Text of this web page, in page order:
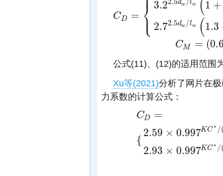
CD = ⎩
⎨
⎪
3.2 dw lw (1 +
2.72.5dw /lw (1.3
CD={ 3.22.5d + 3)
CM = (
CM=(0.67+ S n)KC
公式(11)、(12)的适用范围
Xu等(2021)分析了网片在
力系数的计算公式：
CD =
{
2.59 × 0.997KC∗ /
2.93 × 0.997KC∗ /
D ={2.59× 0.997KC∗/( 2.23 2 −